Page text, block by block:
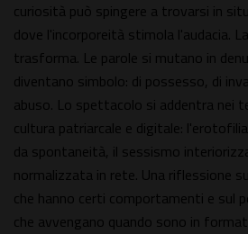
curiosità può spingere a trovarsi in
dove l'incorporeità stimola l'audacia.
trasforma. Le parole si mutano in
diventano simbolo: di possesso, di
abuso. Lo spettacolo si addentra nei
cultura patriarcale e digitale:
da spontaneità, il sessismo
normalizzata in rete. Una riflessione
che hanno certi comportamenti e sul
che avvengano quando sono in